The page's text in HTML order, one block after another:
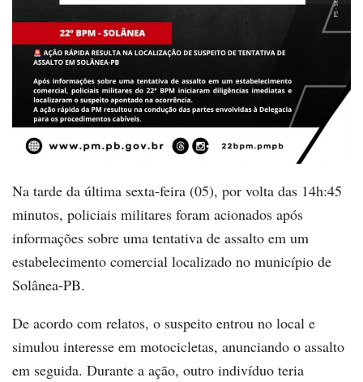
Na tarde da última sexta-feira (05), por volta das 14h:45
minutos, policiais militares foram acionados após
informações sobre uma tentativa de assalto em um
estabelecimento comercial localizado no município de
Solânea-PB.
De acordo com relatos, o suspeito entrou no local e
simulou interesse em motocicletas, anunciando o assalto
em seguida. Durante a ação, outro indivíduo teria